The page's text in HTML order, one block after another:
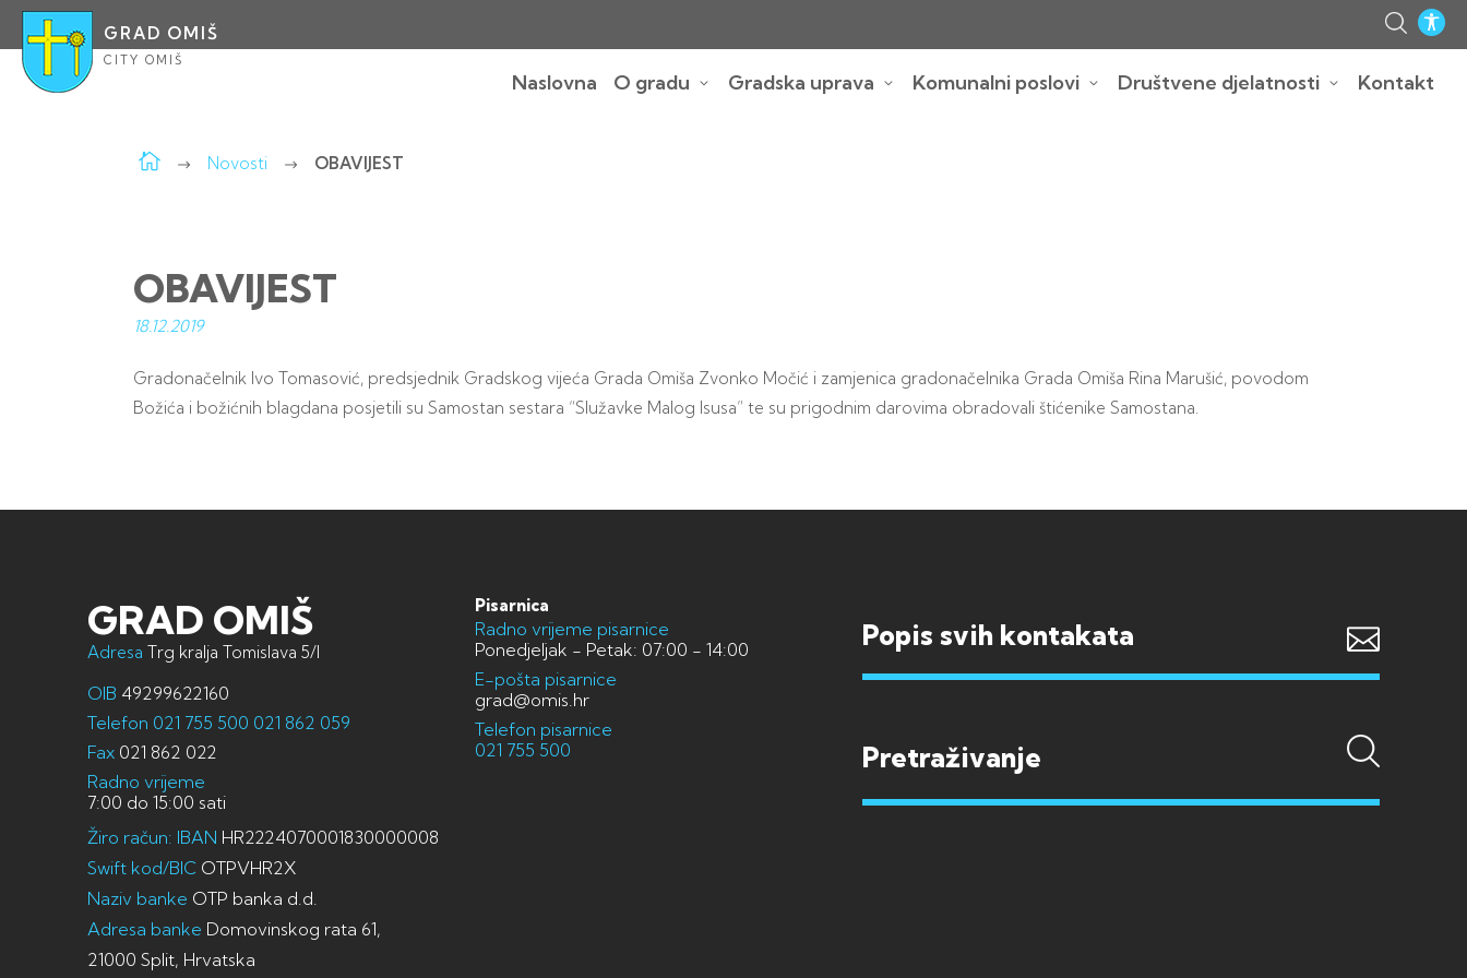
GRAD OMIŠ
CITY OMIŠ
Naslovna O gradu Gradska uprava Komunalni poslovi Društvene djelatnosti Kontakt
Novosti OBAVIJEST
OBAVIJEST
18.12.2019
Gradonačelnik Ivo Tomasović, predsjednik Gradskog vijeća Grada Omiša Zvonko Močić i zamjenica gradonačelnika Grada Omiša Rina Marušić, povodom
Božića i božićnih blagdana posjetili su Samostan sestara “Služavke Malog Isusa” te su prigodnim darovima obradovali štićenike Samostana.
GRAD OMIŠ
Adresa Trg kralja Tomislava 5/I
OIB 49299622160
Telefon 021 755 500 021 862 059
Fax 021 862 022
Radno vrijeme
7:00 do 15:00 sati
Žiro račun: IBAN HR2224070001830000008
Swift kod/BIC OTPVHR2X
Naziv banke OTP banka d.d.
Adresa banke Domovinskog rata 61,
21000 Split, Hrvatska
Pisarnica
Radno vrijeme pisarnice
Ponedjeljak - Petak: 07:00 - 14:00
E-pošta pisarnice
grad@omis.hr
Telefon pisarnice
021 755 500
Popis svih kontakata